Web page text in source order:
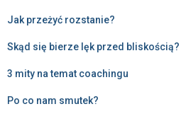
Jak przeżyć rozstanie?
Skąd się bierze lęk przed bliskością?
3 mity na temat coachingu
Po co nam smutek?